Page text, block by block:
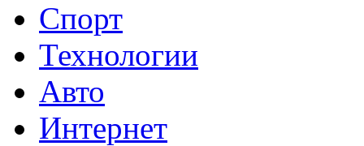
Спорт
Технологии
Авто
Интернет